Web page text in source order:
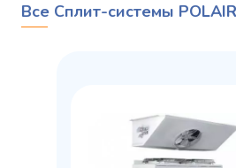
Все Сплит-системы